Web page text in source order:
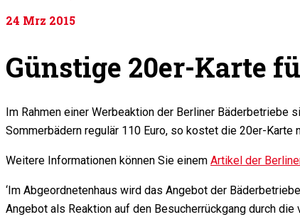
24 Mrz 2015
Günstige 20er-Karte
Im Rahmen einer Werbeaktion der Berliner Bäderbetriebe
Sommerbädern regulär 110 Euro, so kostet die 20er-Karte
Weitere Informationen können Sie einem Artikel der
‘Im Abgeordnetenhaus wird das Angebot der
Angebot als Reaktion auf den Besucherrückgang durch